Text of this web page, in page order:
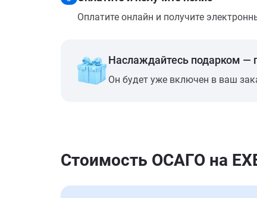
Оплатите онлайн и получите
Наслаждайтесь подарком —
Он будет уже включен в ваш
Стоимость ОСАГО на